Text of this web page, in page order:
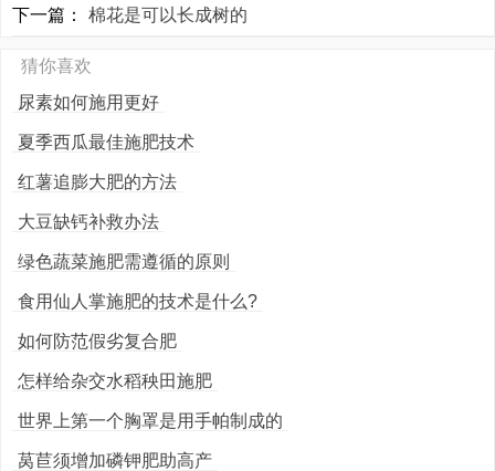
下一篇： 棉花是可以长成树的
猜你喜欢
尿素如何施用更好
夏季西瓜最佳施肥技术
红薯追膨大肥的方法
大豆缺钙补救办法
绿色蔬菜施肥需遵循的原则
食用仙人掌施肥的技术是什么?
如何防范假劣复合肥
怎样给杂交水稻秧田施肥
世界上第一个胸罩是用手帕制成的
莴苣须增加磷钾肥助高产